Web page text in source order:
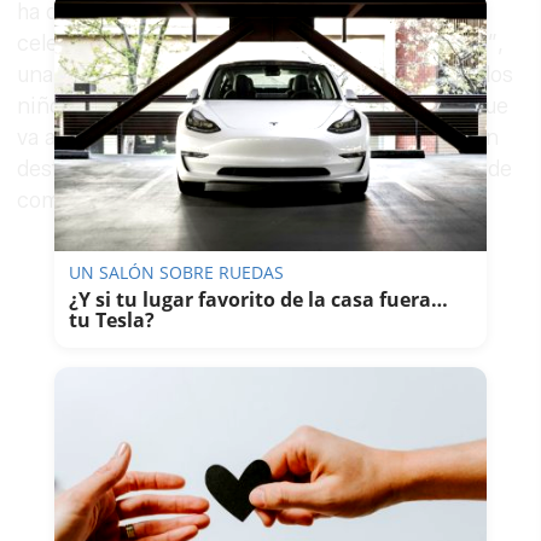
ha destacado que en esta edición Bodasur se
celebre junto a Expobebé, “que la recuperamos”,
una feria pensada en la familia, en los padres y los
niños hasta la edad de la Primera Comunión, “que
va a contar este año con pasarela propia, con un
desfile de niños hasta 8 años y desfile de trajes de
comunión”, ha anunciado.
UN SALÓN SOBRE RUEDAS
¿Y si tu lugar favorito de la casa fuera…
tu Tesla?